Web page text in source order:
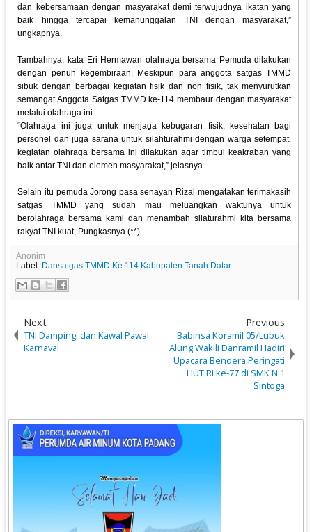
dan kebersamaan dengan masyarakat demi terwujudnya ikatan yang
baik hingga tercapai kemanunggalan TNI dengan masyarakat,”
ungkapnya.
Tambahnya, kata Eri Hermawan olahraga bersama Pemuda dilakukan
dengan penuh kegembiraan. Meskipun para anggota satgas TMMD
sibuk dengan berbagai kegiatan fisik dan non fisik, tak menyurutkan
semangat Anggota Satgas TMMD ke-114 membaur dengan masyarakat
melalui olahraga ini.
“Olahraga ini juga untuk menjaga kebugaran fisik, kesehatan bagi
personel dan juga sarana untuk silahturahmi dengan warga setempat.
kegiatan olahraga bersama ini dilakukan agar timbul keakraban yang
baik antar TNI dan elemen masyarakat,” jelasnya.
Selain itu pemuda Jorong pasa senayan Rizal mengatakan terimakasih
satgas TMMD yang sudah mau meluangkan waktunya untuk
berolahraga bersama kami dan menambah silaturahmi kita bersama
rakyat TNI kuat, Pungkasnya.(**).
Anonim
Label: Dansatgas TMMD Ke 114 Kabupaten Tanah Datar
Next
TNI Dampingi dan Kawal Pawai
Karnaval
Previous
Babinsa Koramil 05/Lubuk
Alung Wakili Danramil Hadiri
Upacara Bendera Peringati
HUT RI ke-77 di SMK N 1
Sintoga